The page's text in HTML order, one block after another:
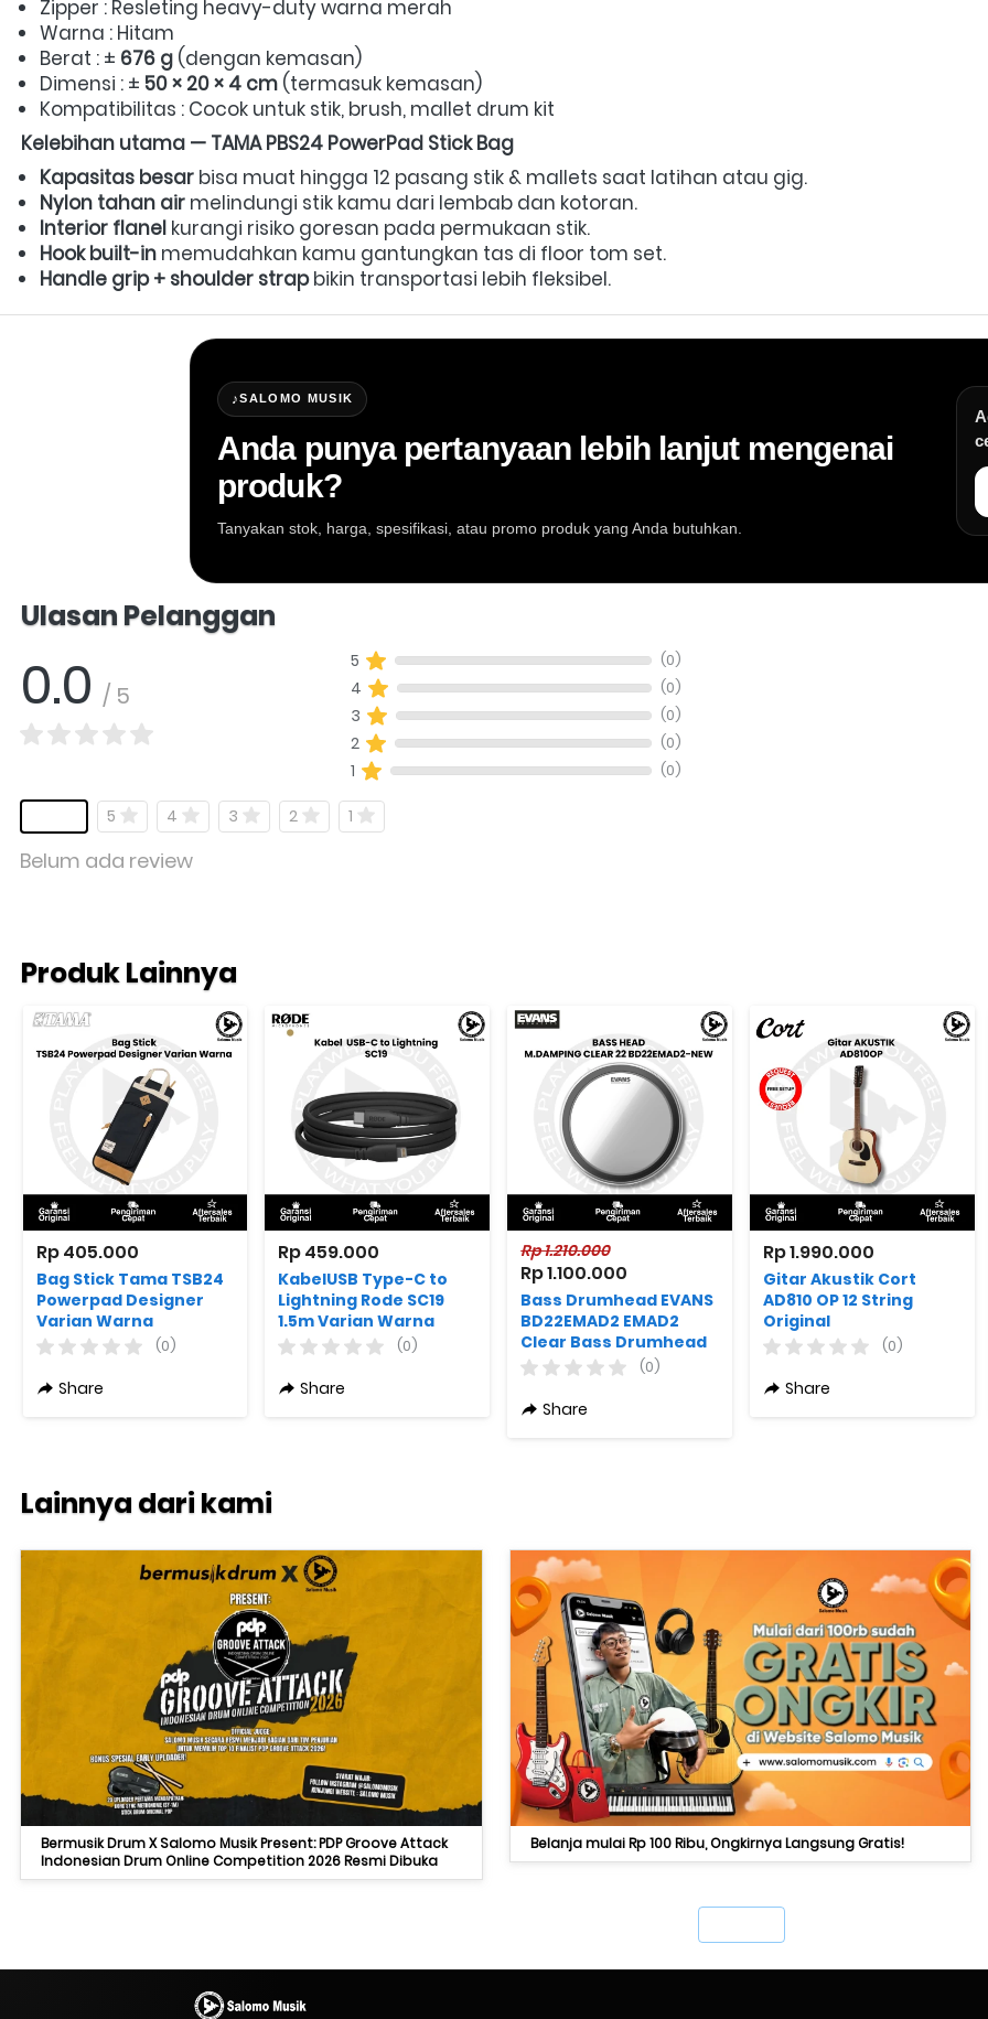
Zipper : Resleting heavy-duty warna merah
Warna : Hitam
Berat : ± 676 g (dengan kemasan)
Dimensi : ± 50 × 20 × 4 cm (termasuk kemasan)
Kompatibilitas : Cocok untuk stik, brush, mallet drum kit
Kelebihan utama — TAMA PBS24 PowerPad Stick Bag
Kapasitas besar bisa muat hingga 12 pasang stik & mallets saat latihan atau gig.
Nylon tahan air melindungi stik kamu dari lembab dan kotoran.
Interior flanel kurangi risiko goresan pada permukaan stik.
Hook built-in memudahkan kamu gantungkan tas di floor tom set.
Handle grip + shoulder strap bikin transportasi lebih fleksibel.
♪SALOMO MUSIK
Anda punya pertanyaan lebih lanjut mengenai
produk?
Tanyakan stok, harga, spesifikasi, atau promo produk yang Anda butuhkan.
Ulasan Pelanggan
0.0 / 5
5 (0)
4 (0)
3 (0)
2 (0)
1 (0)
5 4 3 2 1
Belum ada review
Produk Lainnya
Rp 405.000
Bag Stick Tama TSB24
Powerpad Designer
Varian Warna
(0)
Share
Rp 459.000
KabelUSB Type-C to
Lightning Rode SC19
1.5m Varian Warna
(0)
Share
Rp 1.210.000
Rp 1.100.000
Bass Drumhead EVANS
BD22EMAD2 EMAD2
Clear Bass Drumhead
22 inch
(0)
Share
Rp 1.990.000
Gitar Akustik Cort
AD810 OP 12 String
Original
(0)
Share
Lainnya dari kami
Bermusik Drum X Salomo Musik Present: PDP Groove Attack
Indonesian Drum Online Competition 2026 Resmi Dibuka
Belanja mulai Rp 100 Ribu, Ongkirnya Langsung Gratis!